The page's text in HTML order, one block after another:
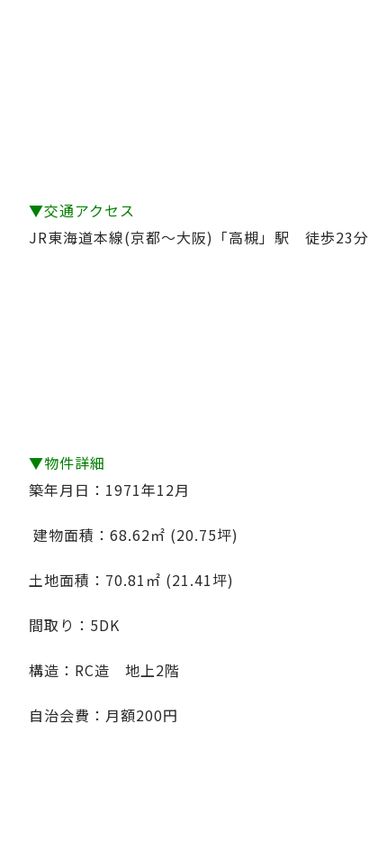
▼交通アクセス
JR東海道本線(京都～大阪)「高槻」駅 徒歩23分
▼物件詳細
築年月日：1971年12月
建物面積：68.62㎡ (20.75坪)
土地面積：70.81㎡ (21.41坪)
間取り：5DK
構造：RC造 地上2階
自治会費：月額200円